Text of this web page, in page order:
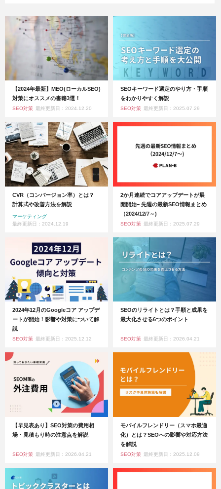
【2024年最新】MEO(ローカルSEO)
対策にオススメの書籍3選！
SEO対策 最終更新日：2024.12.20
SEOキーワード選定のやり方・手順
をわかりやすく解説
SEO対策 最終更新日：2025.07.29
CVR（コンバージョン率）とは？
計算式や改善方法を解説
マーケティング
最終更新日：2024.12.19
2か月連続でコアアップデートが展
開開始– 先週の最新SEO情報まとめ
（2024/12/7～)
SEO対策 最終更新日：2025.07.29
2024年12月のGoogleコア アップデ
ートが開始！影響や対策について解
説
SEO対策 最終更新日：2025.12.12
SEOのリライトとは？手順と成果を
最大化させる6つのポイント
SEO対策 最終更新日：2026.04.21
【早見表あり】SEO対策の費用相
場・見積もり時の注意点を解説
SEO対策 最終更新日：2026.04.21
モバイルフレンドリー（スマホ最適
化）とは？SEOへの影響や対応方法
を解説
SEO対策 最終更新日：2025.12.09